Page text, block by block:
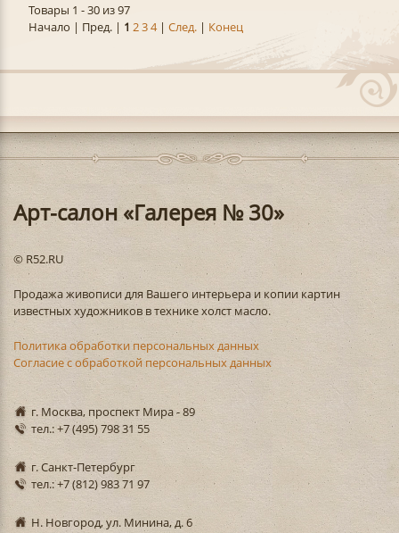
Товары 1 - 30 из 97
Начало | Пред. | 1 234| След. | Конец
Арт-салон «Галерея № 30»
© R52.RU
Продажа живописи для Вашего интерьера и копии картин
известных художников в технике холст масло.
Политика обработки персональных данных
Согласие с обработкой персональных данных
г. Москва, проспект Мира - 89
тел.: +7 (495) 798 31 55
г. Санкт-Петербург
тел.: +7 (812) 983 71 97
Н. Новгород, ул. Минина, д. 6